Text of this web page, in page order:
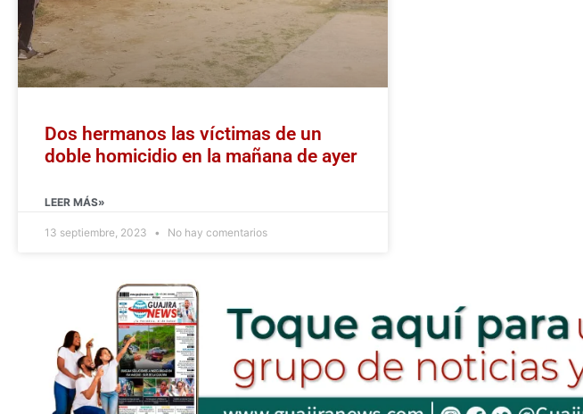
Dos hermanos las víctimas de un
doble homicidio en la mañana de ayer
LEER MÁS»
13 septiembre, 2023 No hay comentarios